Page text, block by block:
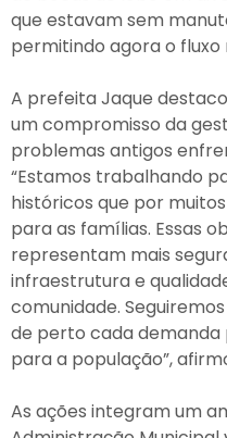
que estavam sem
permitindo agora o fluxo
A prefeita Jaque
um compromisso da
problemas antigos
“Estamos trabalhando
históricos que por
para as famílias. Essas
representam mais
infraestrutura e
comunidade.
de perto cada
para a população”,
As ações integram um